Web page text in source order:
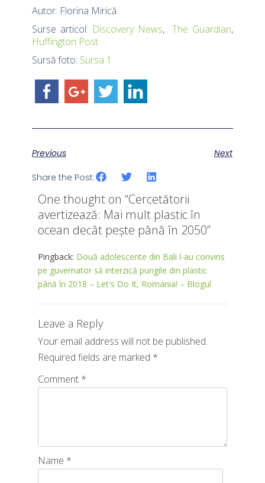
Autor: Florina Mirică
Surse articol: Discovery News,The Guardian,
Huffington Post
Sursă foto: Sursa 1
Previous Next
Share the Post:
One thought on “Cercetătorii
avertizează: Mai mult plastic în
ocean decât pește până în 2050”
Pingback: Două adolescente din Bali l-au convins
pe guvernator să interzică pungile din plastic
până în 2018 – Let's Do It, Romania! – Blogul
Leave a Reply
Your email address will not be published.
Required fields are marked *
Comment *
Name *